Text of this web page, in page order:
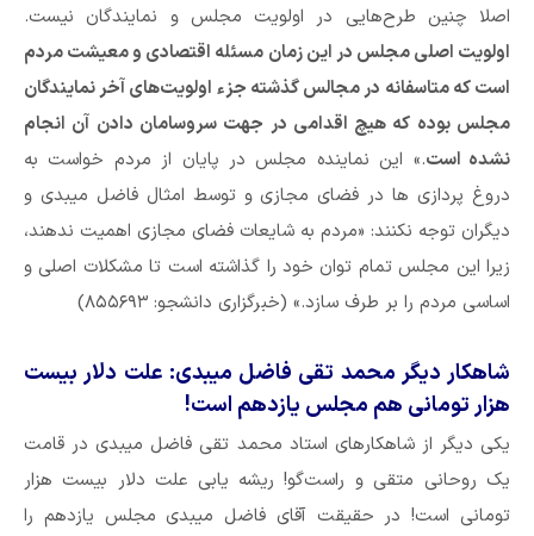
اصلا چنین طرح‌هایی در اولویت مجلس و نمایندگان نیست.
اولویت اصلی مجلس در این زمان مسئله اقتصادی و معیشت مردم
است که متاسفانه در مجالس گذشته جزء اولویت‌های آخر نمایندگان
مجلس بوده که هیچ اقدامی در جهت سروسامان دادن آن انجام
نشده است.» این نماینده مجلس در پایان از مردم خواست به
دروغ پردازی ها در فضای مجازی و توسط امثال فاضل میبدی و
دیگران توجه نکنند: «مردم به شایعات فضای مجازی اهمیت ندهند،
زیرا این مجلس تمام توان خود را گذاشته است تا مشکلات اصلی و
اساسی مردم را بر طرف سازد.» (خبرگزاری دانشجو: ۸۵۵۶۹۳)
شاهکار دیگر محمد تقی فاضل میبدی: علت دلار بیست
هزار تومانی هم مجلس یازدهم است!
یکی دیگر از شاهکارهای استاد محمد تقی فاضل میبدی در قامت
یک روحانی متقی و راست‌گو! ریشه یابی علت دلار بیست هزار
تومانی است! در حقیقت آقای فاضل میبدی مجلس یازدهم را